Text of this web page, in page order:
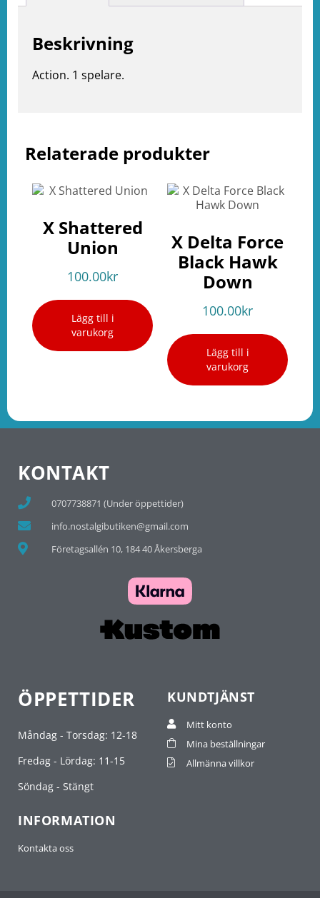
Relaterade produkter
X Shattered
Union
100.00kr
Lägg till i
varukorg
X Delta Force
Black Hawk
Down
100.00kr
Lägg till i
varukorg
Beskrivning
Action. 1 spelare.
KONTAKT
0707738871 (Under öppettider)
info.nostalgibutiken@gmail.com
Företagsallén 10, 184 40 Åkersberga
ÖPPETTIDER
Måndag - Torsdag: 12-18
Fredag - Lördag: 11-15
Söndag - Stängt
KUNDTJÄNST
Mitt konto
Mina beställningar
Allmänna villkor
INFORMATION
Kontakta oss